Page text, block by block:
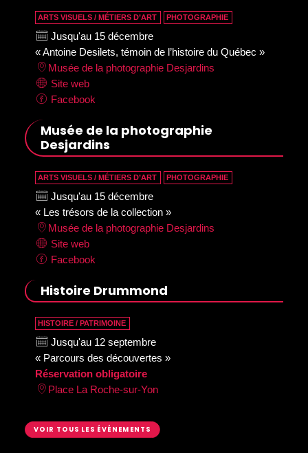
ARTS VISUELS / MÉTIERS D’ART PHOTOGRAPHIE
Jusqu'au 15 décembre
« Antoine Desilets, témoin de l’histoire du Québec »
Musée de la photographie Desjardins
Site web
Facebook
Musée de la photographie
Desjardins
ARTS VISUELS / MÉTIERS D’ART PHOTOGRAPHIE
Jusqu'au 15 décembre
« Les trésors de la collection »
Musée de la photographie Desjardins
Site web
Facebook
Histoire Drummond
HISTOIRE / PATRIMOINE
Jusqu'au 12 septembre
« Parcours des découvertes »
Réservation obligatoire
Place La Roche-sur-Yon
VOIR TOUS LES ÉVÉNEMENTS